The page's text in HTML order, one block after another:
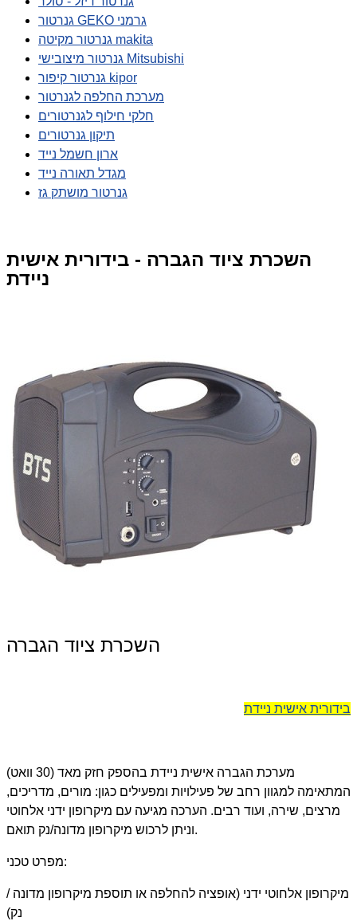
גנרטור GEKO גרמני
גנרטור מקיטה makita
גנרטור מיצובישי Mitsubishi
גנרטור קיפור kipor
מערכת החלפה לגנרטור
חלקי חילוף לגנרטורים
תיקון גנרטורים
ארון חשמל נייד
מגדל תאורה נייד
גנרטור מושתק גז
השכרת ציוד הגברה - בידורית אישית
ניידת
בידורית אישית ניידת
מערכת הגברה אישית ניידת בהספק חזק מאד (30 וואט)
המתאימה למגוון רחב של פעילויות ומפעילים כגון: מורים, מדריכים,
מרצים, שירה, ועוד רבים. הערכה מגיעה עם מיקרופון ידני אלחוטי
וניתן לרכוש מיקרופון מדונה/נק תואם.
מפרט טכני:
מיקרופון אלחוטי ידני (אופציה להחלפה או תוספת מיקרופון מדונה /
נק)